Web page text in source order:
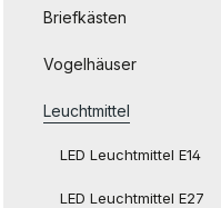
Briefkästen
Vogelhäuser
Leuchtmittel
LED Leuchtmittel E14
LED Leuchtmittel E27